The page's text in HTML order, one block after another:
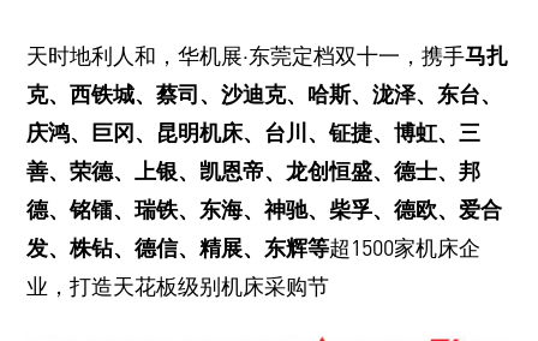
天时地利人和，华机展·东莞定档双十一，携手马扎
克、西铁城、蔡司、沙迪克、哈斯、泷泽、东台、
庆鸿、巨冈、昆明机床、台川、钲捷、博虹、三
善、荣德、上银、凯恩帝、龙创恒盛、德士、邦
德、铭镭、瑞铁、东海、神驰、柴孚、德欧、爱合
发、株钻、德信、精展、东辉等超1500家机床企
业，打造天花板级别机床采购节